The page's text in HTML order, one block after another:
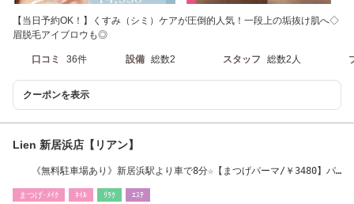
【当日予約OK！】くすみ（シミ）ケアが圧倒的人気！一段上の垢抜け肌へ◇
眉脱毛アイブロウも◎
口コミ 36件 設備 総数2 スタッフ 総数2人
クーポンを表示
Lien 新居浜店【リアン】
《無料駐車場あり》新居浜駅より車で8分☆【まつげパーマ/￥3480】パ
まつげ･ﾒｲｸ ﾈｲﾙ ﾘﾗｸ ｴｽﾃ